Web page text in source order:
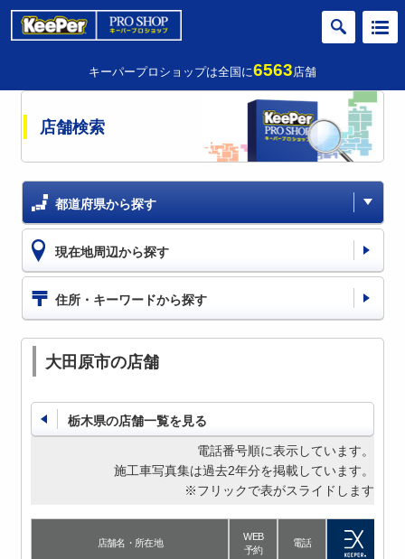
キーパープロショップは全国に6563店舗
店舗検索
都道府県から探す
現在地周辺から探す
住所・キーワードから探す
大田原市の店舗
栃木県の店舗一覧を見る
電話番号順に表示しています。
施工車写真集は過去2年分を掲載しています。
※フリックで表がスライドします
店舗名・所在地
WEB
予約
電話